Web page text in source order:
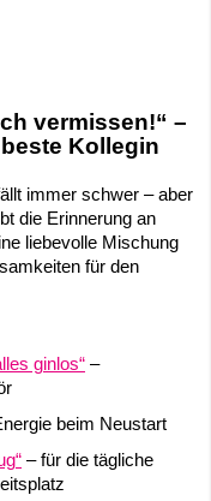
vermissen!“ –
Kollegin
immer schwer – aber
die Erinnerung an
liebevolle Mischung
für den
ginlos“ –
beim Neustart
– für die tägliche